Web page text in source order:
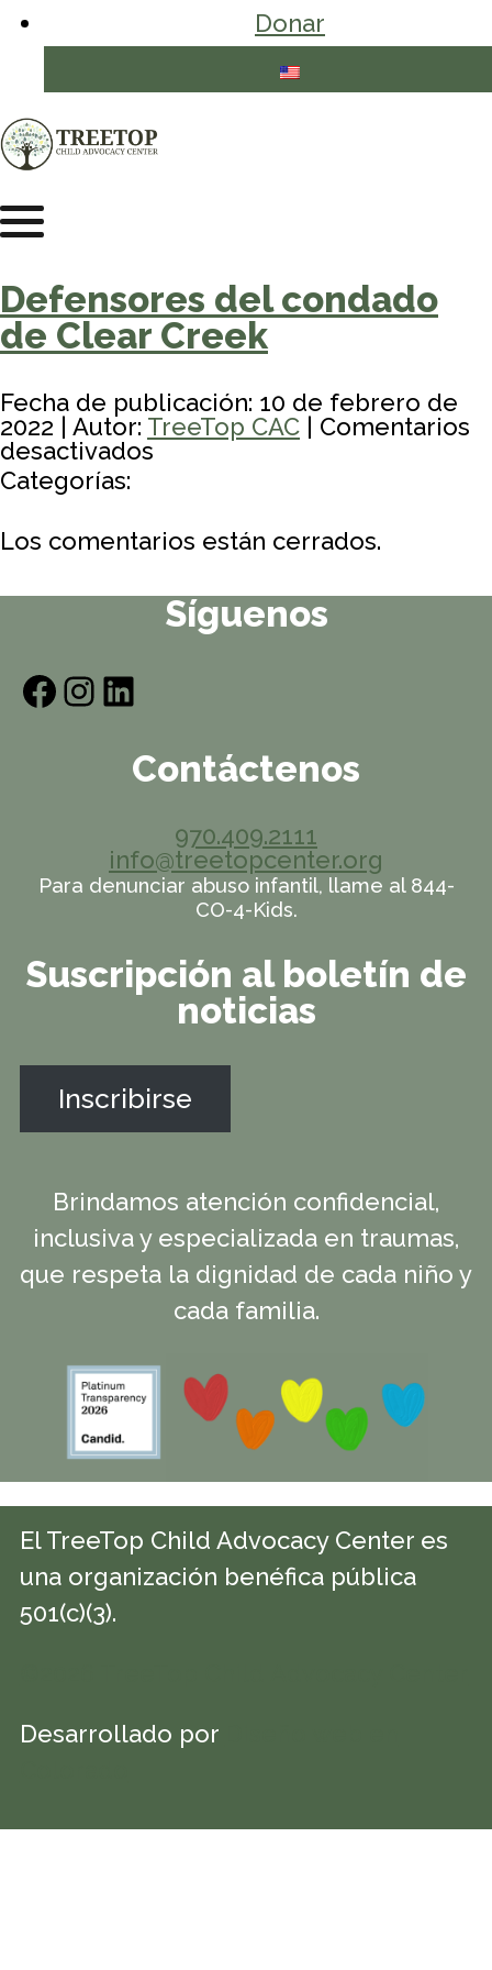
Donar
Defensores del condado
de Clear Creek
Fecha de publicación: 10 de febrero de
2022 | Autor: TreeTop CAC | Comentarios
desactivadosen
Advocates
Categorías:
Los comentarios están cerrados.
Síguenos
Facebook
Instagram
LinkedIn
Contáctenos
970.409.2111
info@treetopcenter.org
Para denunciar abuso infantil, llame al 844-
CO-4-Kids.
Suscripción al boletín de
noticias
Inscribirse
Brindamos atención confidencial,
inclusiva y especializada en traumas,
que respeta la dignidad de cada niño y
cada familia.
El TreeTop Child Advocacy Center es
una organización benéfica pública
501(c)(3).
Desarrollado por